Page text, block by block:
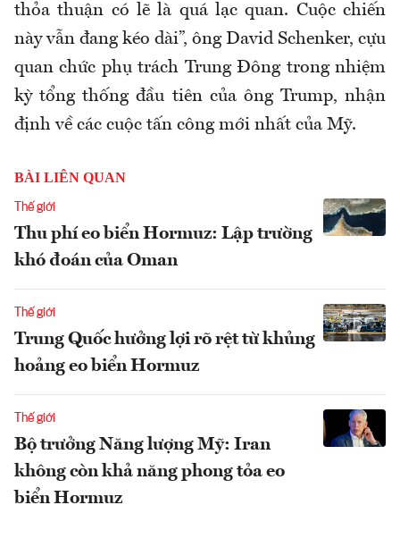
thỏa thuận có lẽ là quá lạc quan. Cuộc chiến
này vẫn đang kéo dài”, ông David Schenker, cựu
quan chức phụ trách Trung Đông trong nhiệm
kỳ tổng thống đầu tiên của ông Trump, nhận
định về các cuộc tấn công mới nhất của Mỹ.
BÀI LIÊN QUAN
Thế giới
Thu phí eo biển Hormuz: Lập trường
khó đoán của Oman
Thế giới
Trung Quốc hưởng lợi rõ rệt từ khủng
hoảng eo biển Hormuz
Thế giới
Bộ trưởng Năng lượng Mỹ: Iran
không còn khả năng phong tỏa eo
biển Hormuz